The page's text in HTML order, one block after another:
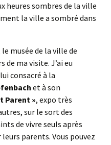
heures sombres de la ville
la ville a sombré dans
le musée de la ville de
de ma visite. J’ai eu
consacré à la
et à son
Parent », expo très
sur le sort des
de vivre seuls après
parents. Vous pouvez